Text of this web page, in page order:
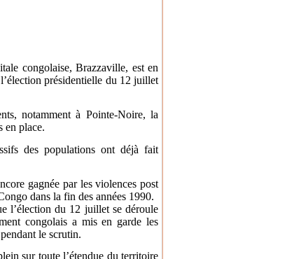
congolaise, Brazzaville, est en
présidentielle du 12 juillet
notamment à Pointe-Noire, la
en place.
des populations ont déjà fait
gagnée par les violences post
dans la fin des années 1990.
l’élection du 12 juillet se déroule
congolais a mis en garde les
le scrutin.
sur toute l’étendue du territoire